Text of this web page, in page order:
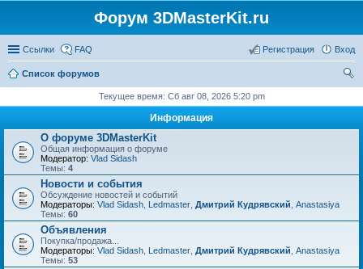
Форум 3DMasterKit.ru
Ссылки FAQ Вход
Регистрация
Список форумов
Текущее время: Сб авг 08, 2026 5:20 pm
Информация
О форуме 3DMasterKit
Общая информация о форуме
Модератор: Vlad Sidash
Темы: 4
Новости и события
Обсуждение новостей и событий
Модераторы: Vlad Sidash Ledmaster Дмитрий Кудрявский Anastasiya
Темы: 60
Объявления
Покупка/продажа...
Модераторы: Vlad Sidash Ledmaster Дмитрий Кудрявский Anastasiya
Темы: 53